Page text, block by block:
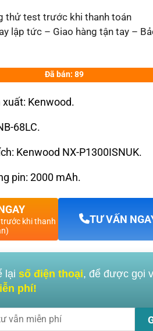
thử test trước khi thanh toán
lập tức – Giao hàng tận tay –
Đã bán: 89
xuất: Kenwood.
68LC.
Kenwood NX-P1300ISNUK.
pin: 2000 mAh.
khi thanh
TƯ VẤN
lạisố điện thoại, để được gọi
phí!